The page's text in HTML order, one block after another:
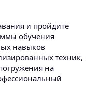
и пройдите
обучения
навыков
техник,
на